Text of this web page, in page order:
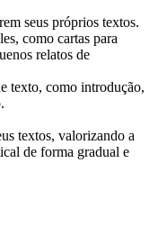
seus próprios textos.
como cartas para
relatos de
texto, como introdução,
textos, valorizando a
de forma gradual e